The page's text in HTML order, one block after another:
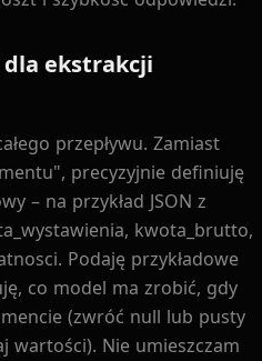
ekstrakcji
przepływu. Zamiast
precyzyjnie definiuję
– na przykład JSON z
kwota_brutto,
Podaję przykładowe
co model ma zrobić, gdy
(zwróć null lub pusty
wartości). Nie umieszczam